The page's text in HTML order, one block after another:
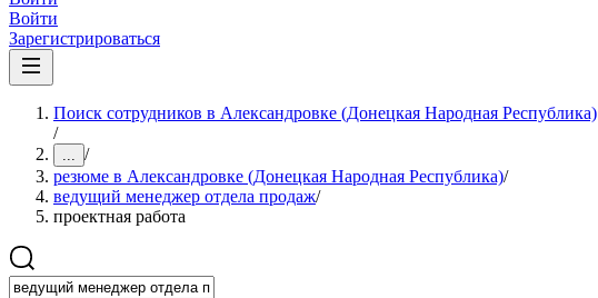
Войти
Зарегистрироваться
Поиск сотрудников в Александровке (Донецкая Народная Республика)
/
... /
резюме в Александровке (Донецкая Народная Республика)/
ведущий менеджер отдела продаж/
проектная работа